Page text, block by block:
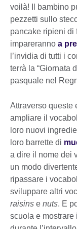
voilà! Il bambino
pezzetti sullo
pancake ripieni di
impareranno a
l’invidia di tutti i
terrà la “Giornata
pasquale nel
Attraverso queste
ampliare il
loro nuovi
loro barrette di
a dire il nome dei
un modo
ripassare i
sviluppare altri
raisins e nuts. E
scuola e